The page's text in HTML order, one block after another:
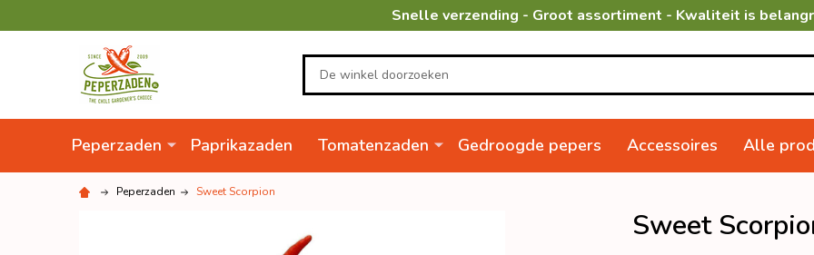
Snelle verzending - Groot assortiment - Kwaliteit is
Zoeken
Peperzaden Paprikazaden Tomatenzaden Gedroogde pepers Accessoires Alle
Peperzaden Sweet Scorpion
Sweet